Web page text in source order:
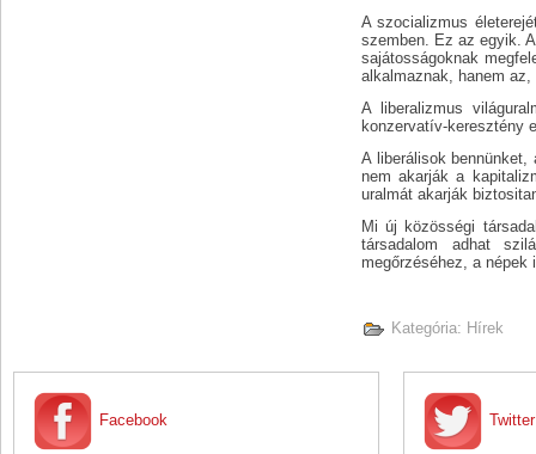
A szocializmus
szemben. Ez az egyik.
sajátosságoknak
alkalmaznak, hanem
A liberalizmus
konzervatív-keresztény
A liberálisok bennünket,
nem akarják a
uralmát akarják
Mi új közösségi
társadalom adhat
megőrzéséhez, a népek
Kategória: Hírek
Facebook Twitter